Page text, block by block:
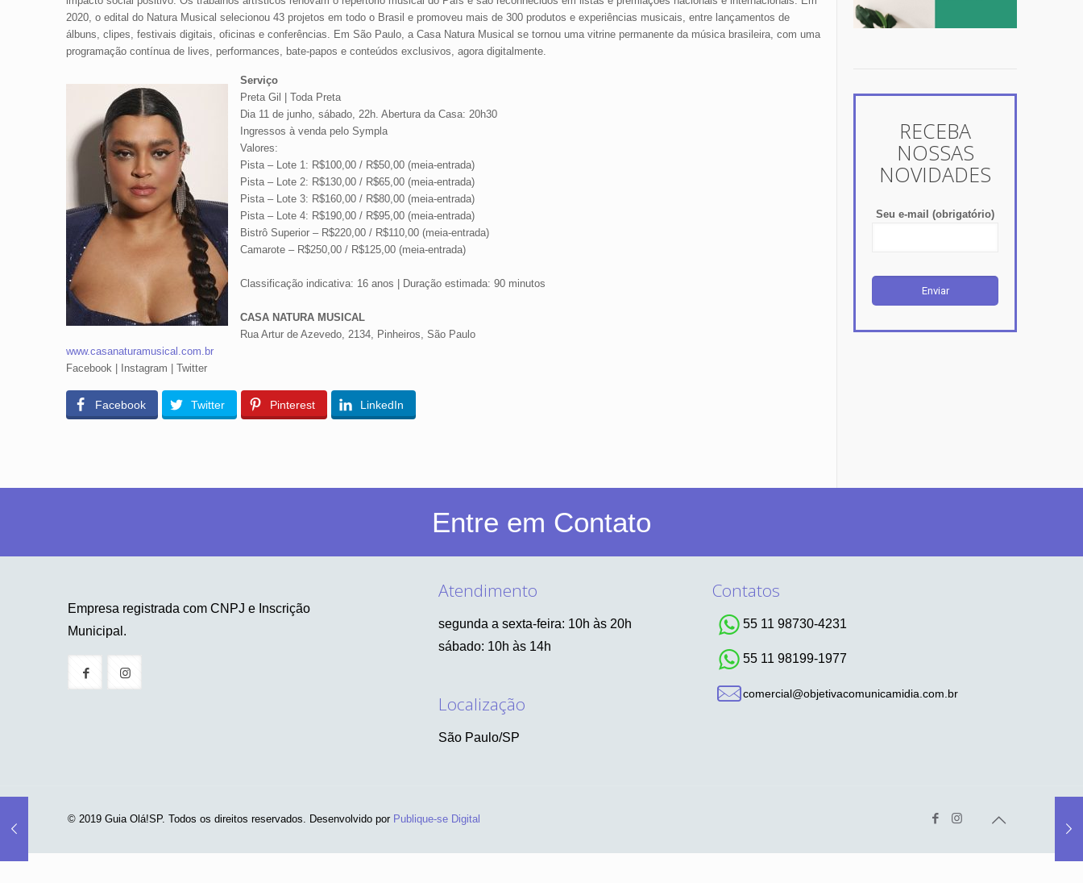
2020, o edital do Natura Musical selecionou 43 projetos em todo o Brasil e promoveu mais de 300 produtos e experiências musicais, entre lançamentos de
álbuns, clipes, festivais digitais, oficinas e conferências. Em São Paulo, a Casa Natura Musical se tornou uma vitrine permanente da música brasileira, com uma
programação contínua de lives, performances, bate-papos e conteúdos exclusivos, agora digitalmente.
Serviço
Preta Gil | Toda Preta
Dia 11 de junho, sábado, 22h. Abertura da Casa: 20h30
Ingressos à venda pelo Sympla
Valores:
Pista – Lote 1: R$100,00 / R$50,00 (meia-entrada)
Pista – Lote 2: R$130,00 / R$65,00 (meia-entrada)
Pista – Lote 3: R$160,00 / R$80,00 (meia-entrada)
Pista – Lote 4: R$190,00 / R$95,00 (meia-entrada)
Bistrô Superior – R$220,00 / R$110,00 (meia-entrada)
Camarote – R$250,00 / R$125,00 (meia-entrada)
Classificação indicativa: 16 anos | Duração estimada: 90 minutos
CASA NATURA MUSICAL
Rua Artur de Azevedo, 2134, Pinheiros, São Paulo
www.casanaturamusical.com.br
Facebook| Instagram Twitter
Facebook Twitter Pinterest LinkedIn
RECEBA
NOSSAS
NOVIDADES
Seu e-mail (obrigatório)
Entre em Contato
Empresa registrada com CNPJ e Inscrição
Municipal.
Atendimento
segunda a sexta-feira: 10h às 20h
sábado: 10h às 14h
Localização
São Paulo/SP
Contatos
55 11 98730-4231
55 11 98199-1977
comercial@objetivacomunicamidia.com.br
© 2019 Guia Olá!SP. Todos os direitos reservados. Desenvolvido por Publique-se Digital